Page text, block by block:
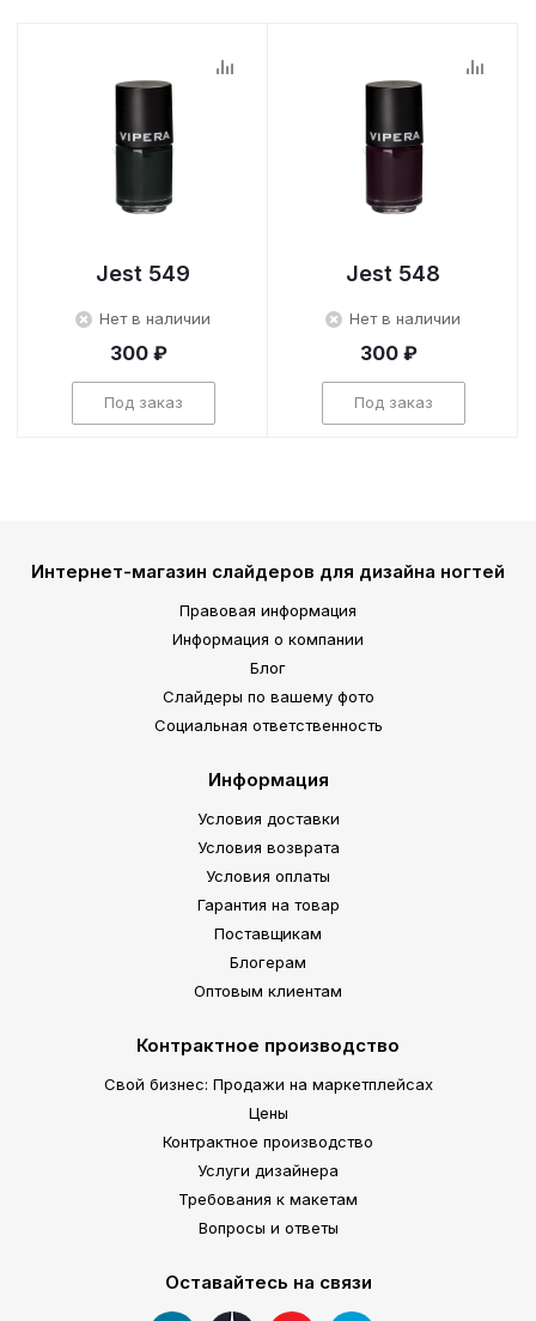
Jest 549
Нет в наличии
300 ₽
Под заказ
Jest 548
Нет в наличии
300 ₽
Под заказ
Интернет-магазин слайдеров для дизайна ногтей
Правовая информация
Информация о компании
Блог
Слайдеры по вашему фото
Социальная ответственность
Информация
Условия доставки
Условия возврата
Условия оплаты
Гарантия на товар
Поставщикам
Блогерам
Оптовым клиентам
Контрактное производство
Свой бизнес: Продажи на маркетплейсах
Цены
Контрактное производство
Услуги дизайнера
Требования к макетам
Вопросы и ответы
Оставайтесь на связи